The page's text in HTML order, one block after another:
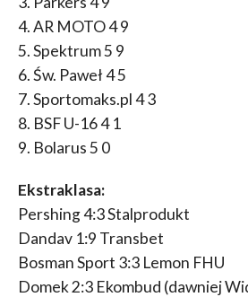
4. AR MOTO 4 9
5. Spektrum 5 9
6. Św. Paweł 4 5
7. Sportomaks.pl 4 3
8. BSF U-16 4 1
9. Bolarus 5 0
Ekstraklasa:
Pershing 4:3 Stalprodukt
Dandav 1:9 Transbet
Bosman Sport 3:3 Lemon FHU
Domek 2:3 Ekombud (dawniej